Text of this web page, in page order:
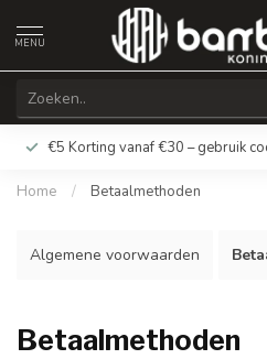
MENU
€5 Korting vanaf €30 – gebruik
Home / Betaalmethoden
Algemene voorwaarden
Betaalmethoden